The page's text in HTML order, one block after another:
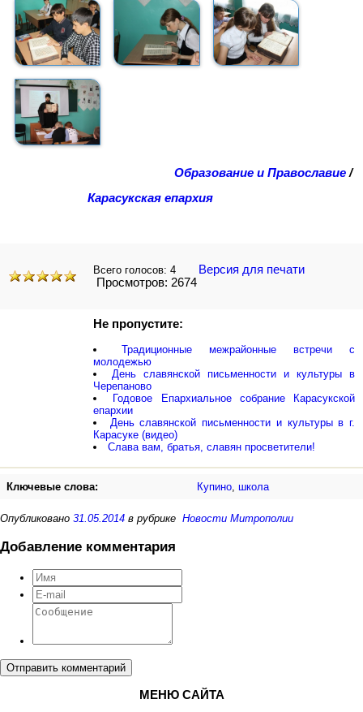
Образование и Православие /
Карасукская епархия
Всего голосов: 4
Версия для печати
Просмотров: 2674
Не пропустите:
Традиционные межрайонные встречи с
молодежью
День славянской письменности и культуры в
Черепаново
Годовое Епархиальное собрание Карасукской
епархии
День славянской письменности и культуры в г.
Карасуке (видео)
Слава вам, братья, славян просветители!
Ключевые слова: Купино, школа
Опубликовано 31.05.2014 в рубрике Новости Митрополии
Добавление комментария
Отправить комментарий
МЕНЮ САЙТА